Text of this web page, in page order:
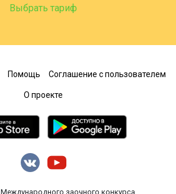
Выбрать тариф
Помощь Соглашение с пользователем
О проекте
заочного конкурса